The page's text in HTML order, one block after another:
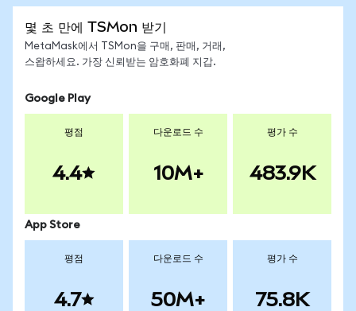
몇 초 만에 TSMon 받기
MetaMask에서 TSMon을 구매, 판매, 거래,
스왑하세요. 가장 신뢰받는 암호화폐 지갑.
Google Play
평점
4.4
다운로드 수
10M+
평가 수
483.9K
App Store
평점
4.7
다운로드 수
50M+
평가 수
75.8K